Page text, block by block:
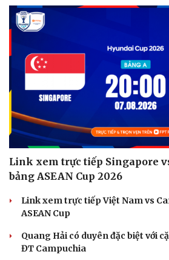
Link xem trực tiếp Singapore
bảng ASEAN Cup 2026
Link xem trực tiếp Việt Nam vs
ASEAN Cup
Quang Hải có duyên đặc biệt với
ĐT Campuchia